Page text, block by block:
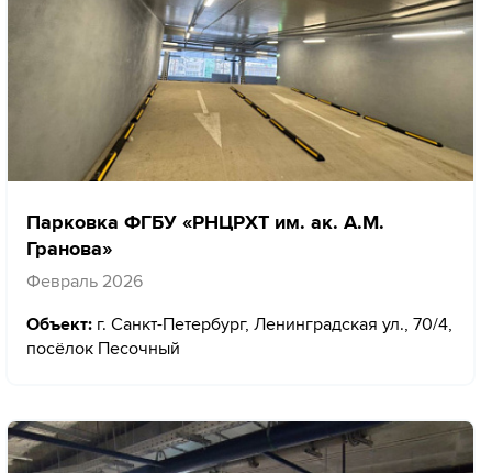
Парковка ФГБУ «РНЦРХТ им. ак. А.М.
Гранова»
Февраль 2026
Объект: г. Санкт-Петербург, Ленинградская ул., 70/4,
посёлок Песочный